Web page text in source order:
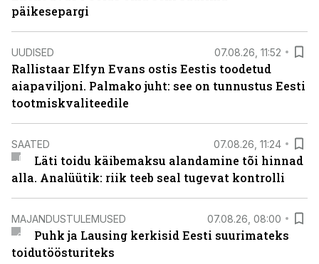
päikesepargi
UUDISED 07.08.26, 11:52
Rallistaar Elfyn Evans ostis Eestis toodetud
aiapaviljoni. Palmako juht: see on tunnustus Eesti
tootmiskvaliteedile
SAATED 07.08.26, 11:24
Läti toidu käibemaksu alandamine tõi hinnad
alla. Analüütik: riik teeb seal tugevat kontrolli
MAJANDUSTULEMUSED 07.08.26, 08:00
Puhk ja Lausing kerkisid Eesti suurimateks
toidutöösturiteks